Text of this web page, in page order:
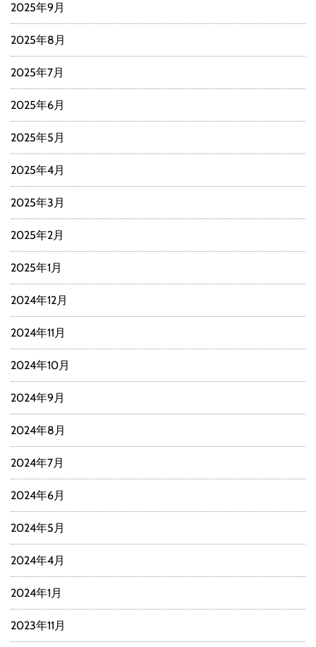
2025年9月
2025年8月
2025年7月
2025年6月
2025年5月
2025年4月
2025年3月
2025年2月
2025年1月
2024年12月
2024年11月
2024年10月
2024年9月
2024年8月
2024年7月
2024年6月
2024年5月
2024年4月
2024年1月
2023年11月